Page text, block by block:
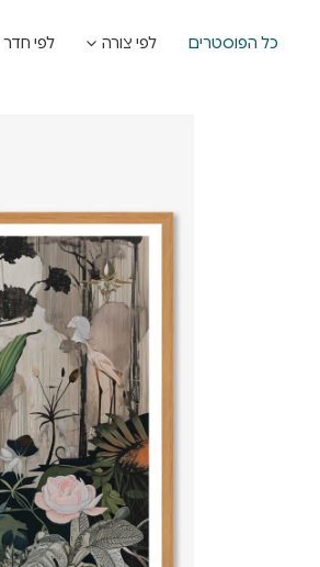
כל הפוסטרים לפי צורה לפי חדר